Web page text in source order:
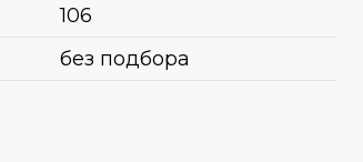
106
без подбора